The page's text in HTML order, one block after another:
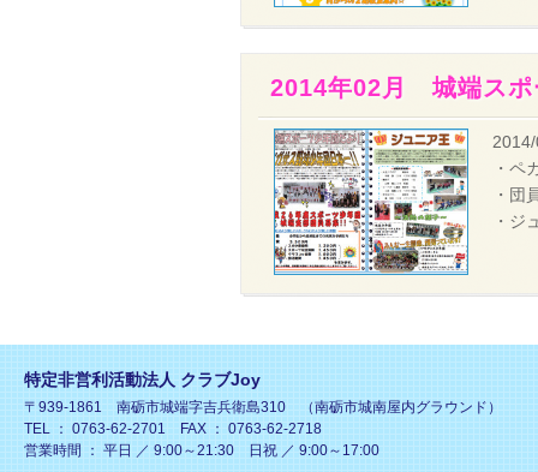
2014年02月 城端スポ
・ペ
・団
・ジ
特定非営利活動法人 クラブJoy
〒939-1861 南砺市城端字吉兵衛島310 （南砺市城南屋内グラウンド）
TEL ： 0763-62-2701 FAX ： 0763-62-2718
営業時間 ： 平日 ／ 9:00～21:30 日祝 ／ 9:00～17:00